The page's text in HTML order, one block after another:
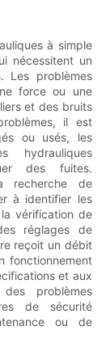
à simple
nécessitent un
Les problèmes
force ou une
et des bruits
il est
ou usés, les
hydrauliques
des fuites.
recherche de
à identifier les
vérification de
réglages de
reçoit un débit
fonctionnement
et aux
problèmes
de sécurité
ou de